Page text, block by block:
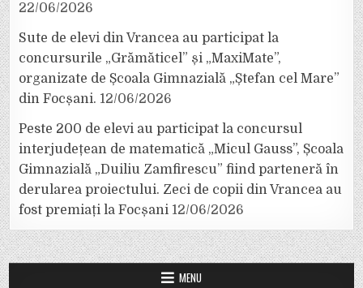
22/06/2026
Sute de elevi din Vrancea au participat la
concursurile „Grămăticel” și „MaxiMate”,
organizate de Școala Gimnazială „Ștefan cel Mare”
din Focșani. 12/06/2026
Peste 200 de elevi au participat la concursul
interjudețean de matematică „Micul Gauss”, Școala
Gimnazială „Duiliu Zamfirescu” fiind parteneră în
derularea proiectului. Zeci de copii din Vrancea au
fost premiați la Focșani 12/06/2026
MENU